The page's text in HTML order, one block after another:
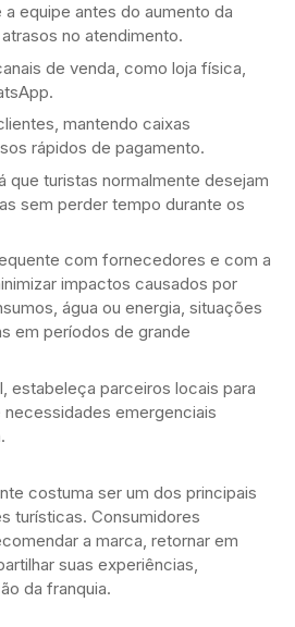
equipe antes do aumento da
no atendimento.
de venda, como loja física,
mantendo caixas
rápidos de pagamento.
que turistas normalmente desejam
sem perder tempo durante os
com fornecedores e com a
impactos causados por
água ou energia, situações
em períodos de grande
estabeleça parceiros locais para
emergenciais
costuma ser um dos principais
turísticas. Consumidores
a marca, retornar em
suas experiências,
da franquia.